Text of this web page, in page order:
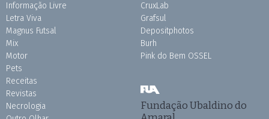
Informação Livre
Letra Viva
Magnus Futsal
Mix
Motor
Pets
Receitas
Revistas
Necrologia
CruxLab
Grafsul
Depositphotos
Burh
Pink do Bem OSSEL
Fundação Ubaldino do